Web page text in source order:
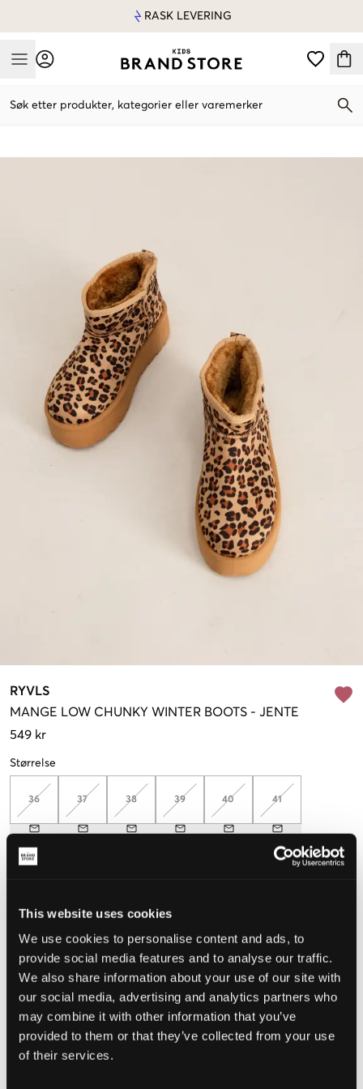
This website uses cookies
We use cookies to personalise content and ads, to
provide social media features and to analyse our traffic.
We also share information about your use of our site with
our social media, advertising and analytics partners who
may combine it with other information that you’ve
provided to them or that they’ve collected from your use
of their services.
RASK LEVERING
Mobile Menu
Søk etter produkter, kategorier eller varemerker
RYVLS
MANGE LOW CHUNKY WINTER BOOTS - JENTE
549 kr
Størrelse
36 37 38 39 40 41
Mål foten for å velge riktig størrelse
Liten Riktig
STØRRELSESTABELL
VELG EN STØRRELSE
Rask levering
Fri frakt over 999 kr